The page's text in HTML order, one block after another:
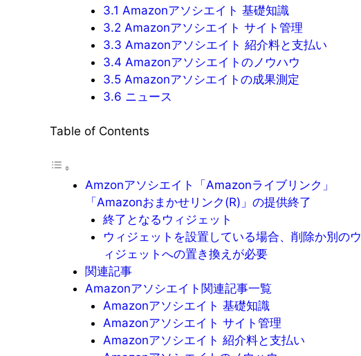
3.1 Amazonアソシエイト 基礎知識
3.2 Amazonアソシエイト サイト管理
3.3 Amazonアソシエイト 紹介料と支払い
3.4 Amazonアソシエイトのノウハウ
3.5Amazonアソシエイトの成果測定
3.6 ニュース
Table of Contents
Amzonアソシエイト「Amazonライブリンク」
「Amazonおまかせリンク(R)」の提供終了
終了となるウィジェット
ウィジェットを設置している場合、削除か別のウ
ィジェットへの置き換えが必要
関連記事
Amazonアソシエイト関連記事一覧
Amazonアソシエイト 基礎知識
Amazonアソシエイト サイト管理
Amazonアソシエイト 紹介料と支払い